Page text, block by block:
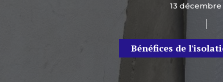
13
Bénéfices de